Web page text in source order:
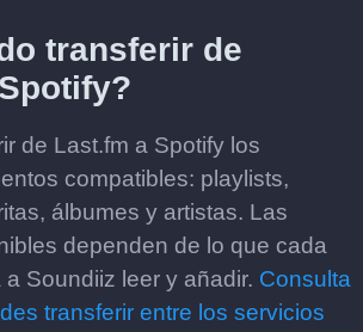
transferir de
de Last.fm a Spotify los
compatibles: playlists,
álbumes y artistas. Las
dependen de lo que cada
Soundiiz leer y añadir. Consulta
transferir entre los servicios